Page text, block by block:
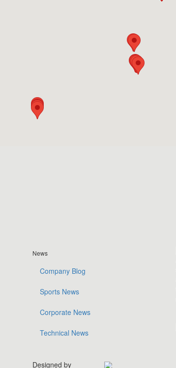
News
Company Blog
Sports News
Corporate News
Technical News
Designed by